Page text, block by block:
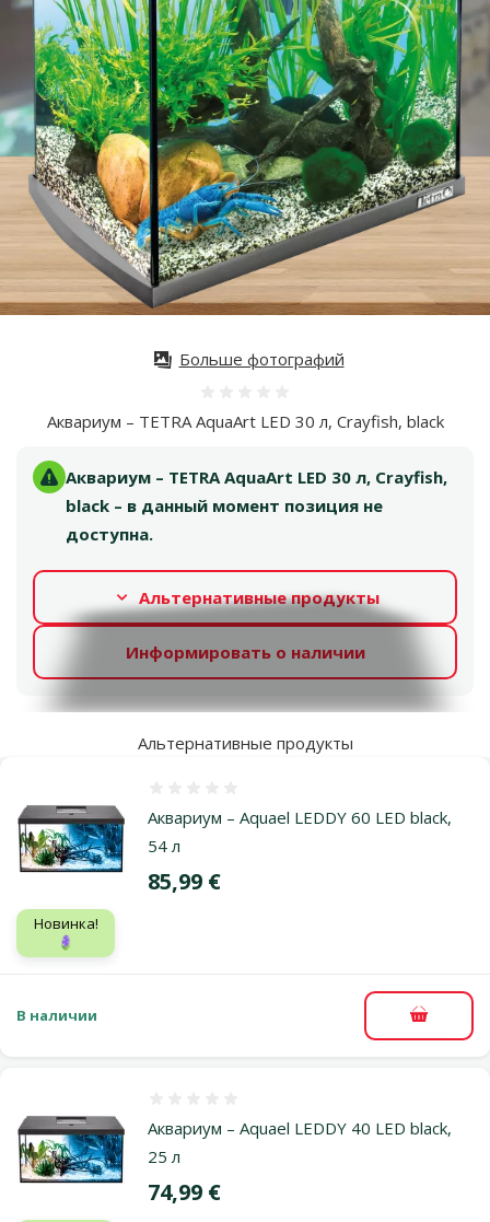
Аквариум – TETRA AquaArt LED 30 л, Crayfish, black
Аквариум – TETRA AquaArt LED 30 л, Crayfish,
black – в данный момент позиция не
доступна.
Альтернативные продукты
Информировать о наличии
Больше фотографий
Альтернативные продукты
Аквариум – Aquael LEDDY 60 LED black,
54 л
Цена
85,99 €
Новинка!
🪻
В наличии В
Аквариум – Aquael LEDDY 40 LED black,
25 л
Цена
74,99 €